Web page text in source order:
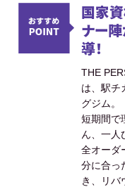
国家
ナー
導！
THE
は、駅チ
グジム。
短期間で
ん、一人
全オーダ
分に合っ
き、リバ